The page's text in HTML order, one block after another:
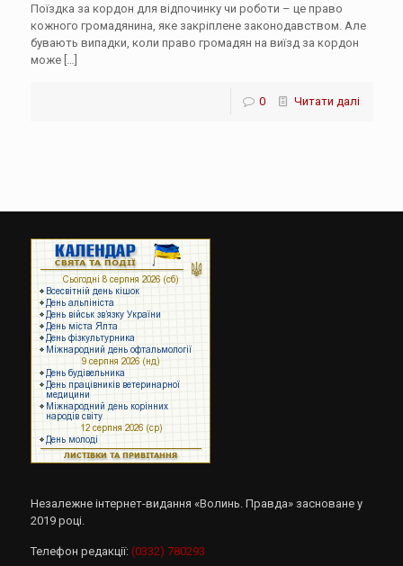
Поїздка за кордон для відпочинку чи роботи – це право
кожного громадянина, яке закріплене законодавством. Але
бувають випадки, коли право громадян на виїзд за кордон
може[…]
0 Читати далі
Незалежне інтернет-видання «Волинь. Правда» засноване у
2019 році.
Телефон редакції: (0332) 780293